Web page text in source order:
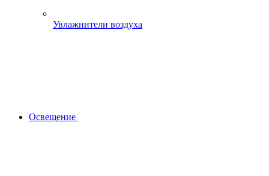
Увлажнители воздуха
Освещение